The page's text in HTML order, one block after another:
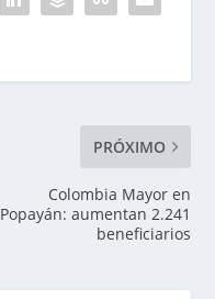
PRÓXIMO
Colombia Mayor en
Popayán: aumentan 2.241
beneficiarios